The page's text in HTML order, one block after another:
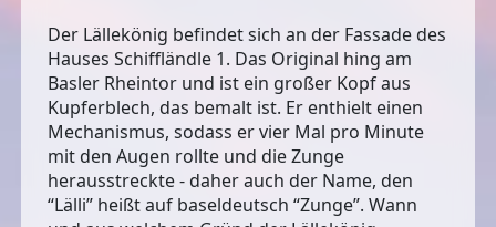
Der Lällekönig befindet sich an der Fassade des
Hauses Schiffländle 1. Das Original hing am
Basler Rheintor und ist ein großer Kopf aus
Kupferblech, das bemalt ist. Er enthielt einen
Mechanismus, sodass er vier Mal pro Minute
mit den Augen rollte und die Zunge
herausstreckte - daher auch der Name, den
“Lälli” heißt auf baseldeutsch “Zunge”. Wann